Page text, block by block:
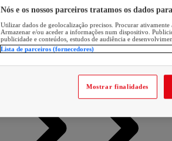
Nós e os nossos parceiros tratamos os dados
Utilizar dados de geolocalização precisos. Procurar
Armazenar e/ou aceder a informações num dispositivo.
publicidade e conteúdos, estudos de audiência e
Lista de parceiros (fornecedores)
Mostrar finalidades